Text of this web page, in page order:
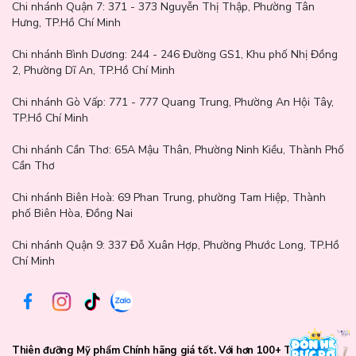
Chăm sóc da đầu dịu nhẹ mỗi ngày cùng Chando
Himalaya
Nhẹ nhàng chăm sóc da đầu mỗi ngày không chỉ giúp mái tóc
khỏe hơn mà còn mang lại cảm giác dễ chịu trong từng khoảnh
Relief
là một lựa chọn phù hợp cho những ai đang tìm kiếm sự
cân bằng dịu nhẹ cho da đầu dầu và dễ gàu. Nếu bạn đang quan
tâm đến sản phẩm này, có thể tham khảo tại Lam Thảo Cosmetics
để được tư vấn và chọn mua hàng chính hãng với mức giá tốt.
Chi nhánh Quận 7: 371 - 373 Nguyễn Thị Thập, Phường Tân
Hưng, TP.Hồ Chí Minh
Chi nhánh Bình Dương: 244 - 246 Đường GS1, Khu phố Nhị Đồng
2, Phường Dĩ An, TP.Hồ Chí Minh
Chi nhánh Gò Vấp: 771 - 777 Quang Trung, Phường An Hội Tây,
TP.Hồ Chí Minh
Chi nhánh Cần Thơ: 65A Mậu Thân, Phường Ninh Kiều, Thành Phố
Cần Thơ
Chi nhánh Biên Hoà: 69 Phan Trung, phường Tam Hiệp, Thành
phố Biên Hòa, Đồng Nai
Chi nhánh Quận 9: 337 Đỗ Xuân Hợp, Phường Phước Long, TP.Hồ
Chí Minh
Thiên đưỡng Mỹ phẩm Chính hãng giá tốt. Với hơn 100+ Thương